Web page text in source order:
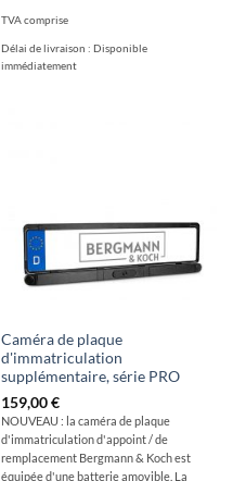
TVA comprise
Délai de livraison : Disponible
immédiatement
Caméra de plaque
d'immatriculation
supplémentaire, série PRO
159,00€
NOUVEAU : la caméra de plaque
d'immatriculation d'appoint / de
remplacement Bergmann & Koch est
équipée d'une batterie amovible. La